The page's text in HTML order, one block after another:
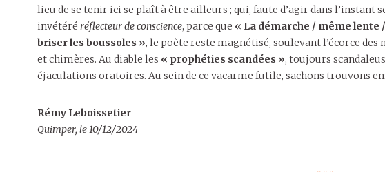
lieu de se tenir ici se plaît à être ailleurs ; qui, faute d’agir dans l’instant
invétéré réflecteur de conscience, parce que « La démarche / même lente
briser les boussoles », le poète reste magnétisé, soulevant l’écorce
et chimères. Au diable les « prophéties scandées », toujours
éjaculations oratoires. Au sein de ce vacarme futile, sachons trouvons
Rémy Leboissetier
Quimper, le 10/12/2024